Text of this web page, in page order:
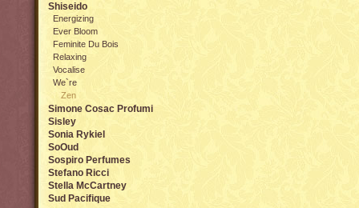
Shiseido
Energizing
Ever Bloom
Feminite Du Bois
Relaxing
Vocalise
We`re
Zen
Simone Cosac Profumi
Sisley
Sonia Rykiel
SoOud
Sospiro Perfumes
Stefano Ricci
Stella McCartney
Sud Pacifique